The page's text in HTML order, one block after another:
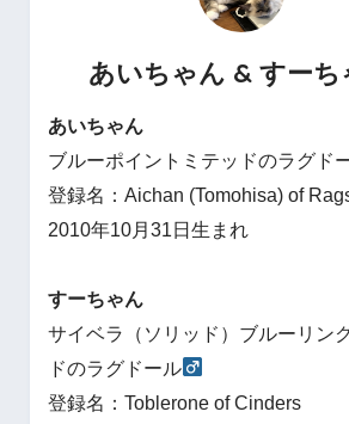
あいちゃん & すーち
あいちゃん
ブルーポイントミテッドのラグド
登録名：Aichan (Tomohisa) of
2010年10月31日生まれ
すーちゃん
サイベラ（ソリッド）ブルーリン
ドのラグドール
登録名：Toblerone of Cinders